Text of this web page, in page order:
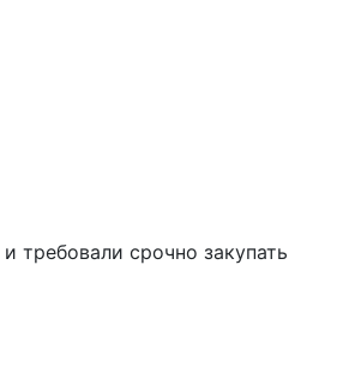
и требовали срочно закупать